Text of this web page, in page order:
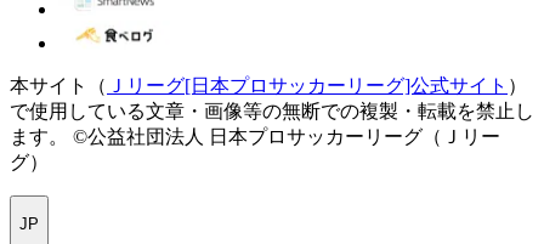
本サイト（ Ｊリーグ[日本プロサッカーリーグ]公式サイト ）
で使用している文章・画像等の無断での複製・転載を禁止し
ます。
©公益社団法人 日本プロサッカーリーグ（Ｊリー
グ）
JP